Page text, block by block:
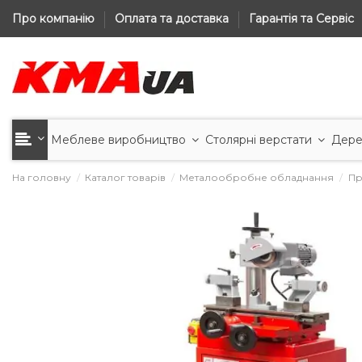
Про компанію Оплата та доставка Гарантія та Сервіс
Меблеве виробництво Столярні верстати
На головну Каталог товарів Металообробне обладнання